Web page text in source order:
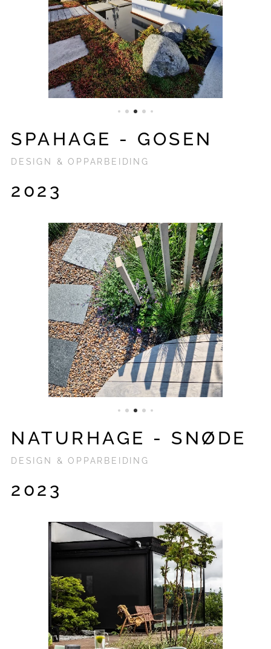
SPAHAGE - GOSEN
DESIGN & OPPARBEIDING
2023
NATURHAGE - SNØDE
DESIGN & OPPARBEIDING
2023